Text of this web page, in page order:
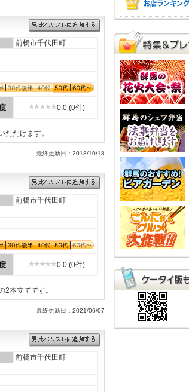
前橋市千代田町
0.0 (0件)
だけます。
最終更新日：2018/10/18
前橋市千代田町
0.0 (0件)
本立てです。
最終更新日：2021/06/07
前橋市千代田町